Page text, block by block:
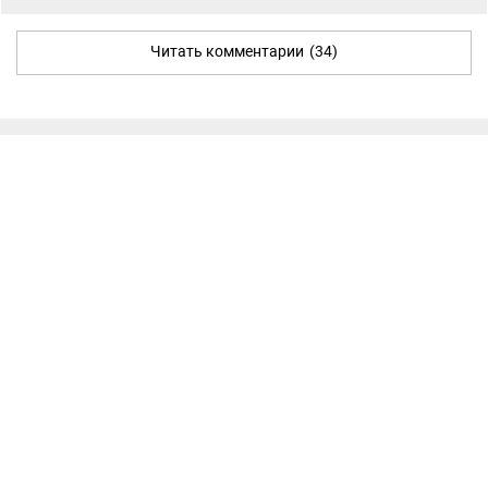
Читать комментарии (34)